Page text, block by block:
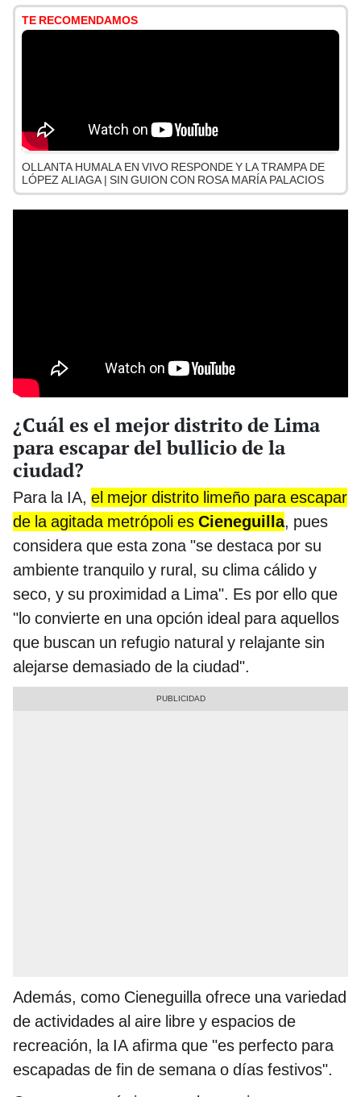
TE RECOMENDAMOS
OLLANTA HUMALA EN VIVO RESPONDE Y LA TRAMPA DE
LÓPEZ ALIAGA | SIN GUION CON ROSA MARÍA PALACIOS
¿Cuál es el mejor distrito de Lima
para escapar del bullicio de la
ciudad?
Para la IA, el mejor distrito limeño para escapar
de la agitada metrópoli es Cieneguilla, pues
considera que esta zona "se destaca por su
ambiente tranquilo y rural, su clima cálido y
seco, y su proximidad a Lima". Es por ello que
"lo convierte en una opción ideal para aquellos
que buscan un refugio natural y relajante sin
alejarse demasiado de la ciudad".
Además, como Cieneguilla ofrece una variedad
de actividades al aire libre y espacios de
recreación, la IA afirma que "es perfecto para
escapadas de fin de semana o días festivos".